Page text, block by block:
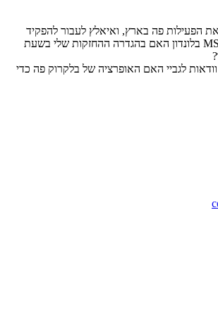
את הפעילות פה בארץ, ואיאלץ לעבור להפקיד
לקרן המקבילה של MSCI בלונדון האם בהגדרה ההחזקות שלי בשעת
לגביי האם האופרציה של בלקרוק פה כדי